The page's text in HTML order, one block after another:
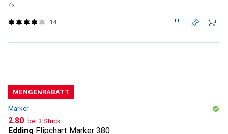
4x
14
MENGENRABATT
Marker
CHF
2.80 bei 3 Stück
Edding Flipchart Marker 380